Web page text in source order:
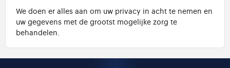
We doen er alles aan om uw privacy in acht te nemen en
uw gegevens met de grootst mogelijke zorg te
behandelen.